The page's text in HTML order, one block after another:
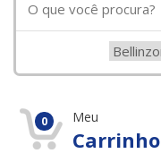
0 Meu
Carrinho